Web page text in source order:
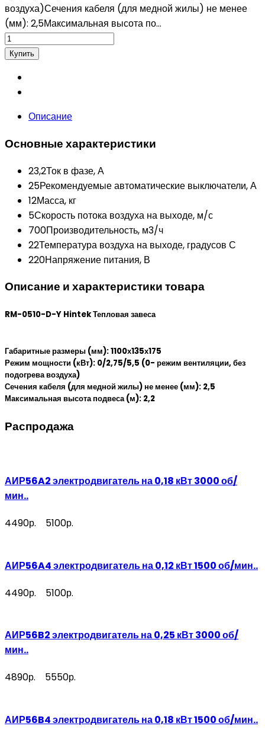
воздуха)Сечения кабеля (для медной жилы) не менее
(мм): 2,5Максимальная высота по...
Описание
Основные характеристики
23,2Ток в фазе, А
25Рекомендуемые автоматические выключатели, А
12Масса, кг
5Скорость потока воздуха на выходе, м/с
700Производительность, м3/ч
22Температура воздуха на выходе, градусов С
220Напряжение питания, В
Описание и характеристики товара
RM-0510-D-Y Hintek Тепловая завеса
Габаритные размеры (мм): 1100х135х175
Режим мощности (кВт): 0/2,75/5,5 (0- режим вентиляции, без
подогрева воздуха)
Сечения кабеля (для медной жилы) не менее (мм): 2,5
Максимальная высота подвеса (м): 2,2
Распродажа
АИР56A2 электродвигатель на 0,18 кВт 3000 об/
мин..
4490р. 5100р.
АИР56A4 электродвигатель на 0,12 кВт 1500 об/мин..
4490р. 5100р.
АИР56B2 электродвигатель на 0,25 кВт 3000 об/
мин..
4890р. 5550р.
АИР56B4 электродвигатель на 0,18 кВт 1500 об/мин..